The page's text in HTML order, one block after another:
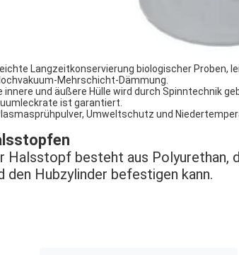
Langzeitkonservierung biologischer Proben,
Mehrschicht-Dämmung.
innere und äußere Hülle wird durch Spinntechnik
ist garantiert.
Umweltschutz und
Halsstopf besteht aus Polyurethan,
den Hubzylinder befestigen kann.